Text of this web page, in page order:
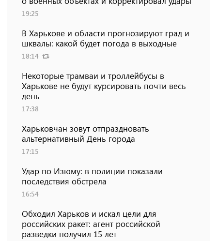
19:25
В Харькове и области прогнозируют град и
шквалы: какой будет погода в выходные
18:14
Некоторые трамваи и троллейбусы в
Харькове не будут курсировать почти весь
день
17:38
Харьковчан зовут отпраздновать
альтернативный День города
17:15
Удар по Изюму: в полиции показали
последствия обстрела
16:54
Обходил Харьков и искал цели для
российских ракет: агент российской
разведки получил 15 лет